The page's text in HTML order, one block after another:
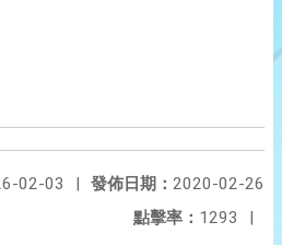
發佈日期： 2020-02-26
02-03
|
點擊率： 1293 |